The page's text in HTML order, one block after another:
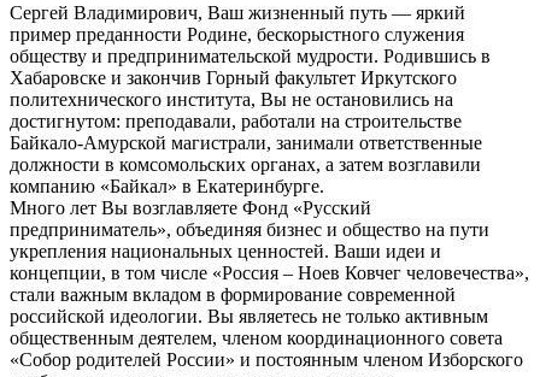
Сергей Владимирович, Ваш жизненный путь — яркий
пример преданности Родине, бескорыстного служения
обществу и предпринимательской мудрости. Родившись в
Хабаровске и закончив Горный факультет Иркутского
политехнического института, Вы не остановились на
достигнутом: преподавали, работали на строительстве
Байкало-Амурской магистрали, занимали ответственные
должности в комсомольских органах, а затем возглавили
компанию «Байкал» в Екатеринбурге.
Много лет Вы возглавляете Фонд «Русский
предприниматель», объединяя бизнес и общество на пути
укрепления национальных ценностей. Ваши идеи и
концепции, в том числе «Россия – Ноев Ковчег человечества»,
стали важным вкладом в формирование современной
российской идеологии. Вы являетесь не только активным
общественным деятелем, членом координационного совета
«Собор родителей России» и постоянным членом Изборского